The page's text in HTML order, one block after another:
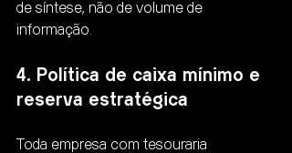
de síntese, não de volume de
informação.
4. Política de caixa mínimo e
reserva estratégica
Toda empresa com tesouraria